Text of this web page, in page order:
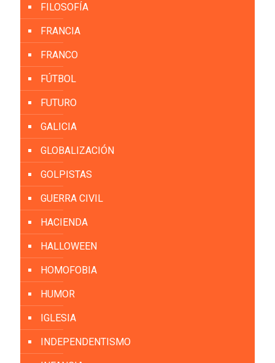
FILOSOFÍA
FRANCIA
FRANCO
FÚTBOL
FUTURO
GALICIA
GLOBALIZACIÓN
GOLPISTAS
GUERRA CIVIL
HACIENDA
HALLOWEEN
HOMOFOBIA
HUMOR
IGLESIA
INDEPENDENTISMO